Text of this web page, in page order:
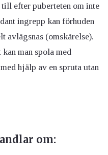
efter puberteten om inte
ingrepp kan förhuden
avlägsnas (omskärelse).
man spola med
hjälp av en spruta utan
om: